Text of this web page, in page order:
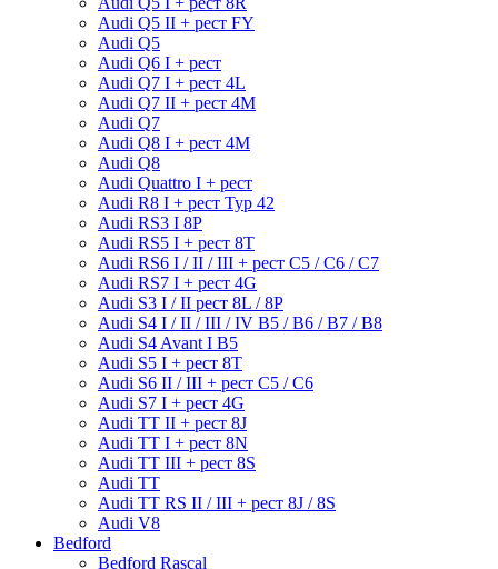
Audi Q5 II + рест FY
Audi Q5
Audi Q6 I + рест
Audi Q7 I + рест 4L
Audi Q7 II + рест 4M
Audi Q7
Audi Q8 I + рест 4M
Audi Q8
Audi Quattro I + рест
Audi R8 I + рест Typ 42
Audi RS3 I 8P
Audi RS5 I + рест 8T
Audi RS6 I / II / III + рест C5 / C6 / C7
Audi RS7 I + рест 4G
Audi S3 I / II рест 8L / 8P
Audi S4 I / II / III / IV B5 / B6 / B7 / B8
Audi S4 Avant I B5
Audi S5 I + рест 8T
Audi S6 II / III + рест С5 / С6
Audi S7 I + рест 4G
Audi TT II + рест 8J
Audi TT I + рест 8N
Audi TT III + рест 8S
Audi TT
Audi TT RS II / III + рест 8J / 8S
Audi V8
Bedford
Bedford Rascal